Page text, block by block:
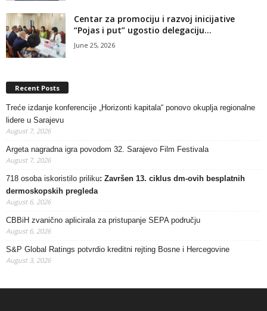
Centar za promociju i razvoj inicijative
“Pojas i put” ugostio delegaciju...
June 25, 2026
Recent Posts
Treće izdanje konferencije „Horizonti kapitala“ ponovo okuplja regionalne
lidere u Sarajevu
August 7, 2026
Argeta nagradna igra povodom 32. Sarajevo Film Festivala
August 7, 2026
718 osoba iskoristilo priliku: Završen 13. ciklus dm-ovih besplatnih
dermoskopskih pregleda
August 6, 2026
CBBiH zvanično aplicirala za pristupanje SEPA području
August 6, 2026
S&P Global Ratings potvrdio kreditni rejting Bosne i Hercegovine
August 3, 2026